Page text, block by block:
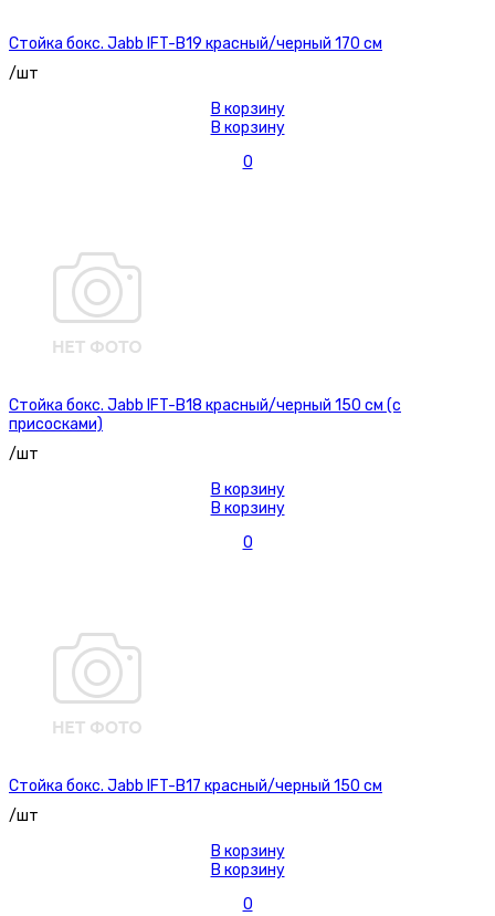
Стойка бокс. Jabb IFT-B19 красный/черный 170 см
/шт
В корзину
В корзину
0
Стойка бокс. Jabb IFT-B18 красный/черный 150 см (с
присосками)
/шт
В корзину
В корзину
0
Стойка бокс. Jabb IFT-B17 красный/черный 150 см
/шт
В корзину
В корзину
0